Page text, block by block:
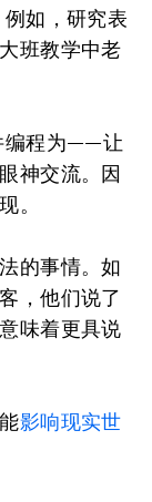
如，研究表
班教学中老
编程为——让
神交流。因
。
的事情。如
，他们说了
味着更具说
能影响现实世